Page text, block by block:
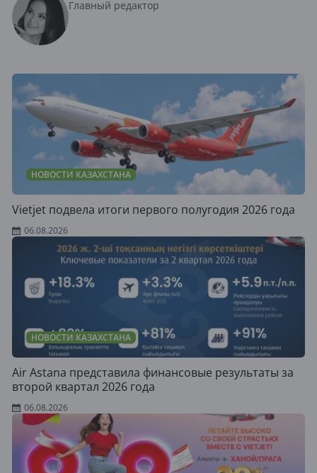
Главный редактор
НОВОСТИ КАЗАХСТАНА
Vietjet подвела итоги первого полугодия 2026 года
06.08.2026
НОВОСТИ КАЗАХСТАНА
Air Astana представила финансовые результаты за
второй квартал 2026 года
06.08.2026